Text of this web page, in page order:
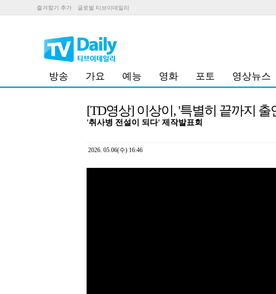
즐겨찾기 추가 글로벌 티브이데일리
방송 가요 예능 영화 포토 영상뉴스
[TD영상] 이상이, '특별히 끝까지
'취사병 전설이 되다' 제작발표회
2026. 05.06(수) 16:46